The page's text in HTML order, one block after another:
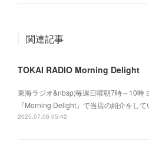
関連記事
TOKAI RADIO Morning Delight
東海ラジオ&nbsp;毎週日曜朝7時～10時
『Morning Delight』で当店の紹介をし
2025.07.06 05:42